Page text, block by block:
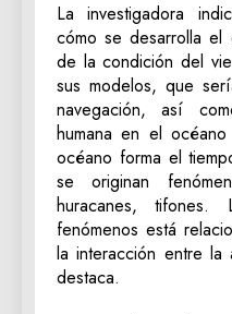
La investigadora
cómo se desarrolla el
de la condición del
sus modelos, que
navegación, así
humana en el
océano forma el
se originan
huracanes,
fenómenos está
la interacción entre la
destaca.